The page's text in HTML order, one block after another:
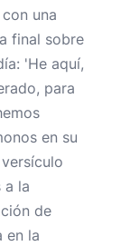
una
final sobre
'He aquí,
para
en su
a la
de
en la